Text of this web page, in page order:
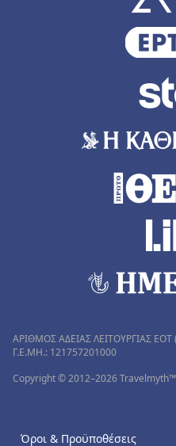
ΑΡΙΘΜΟΣ ΑΔΕΙΑΣ ΛΕΙΤΟΥΡΓΙΑΣ ΕΟΤ
Γ.Ε.ΜΗ.: 121757201000
Copyright © 2012–2026
Όροι & Προϋποθέσεις